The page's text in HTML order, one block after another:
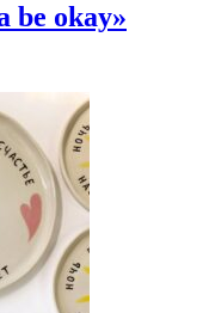
be okay»